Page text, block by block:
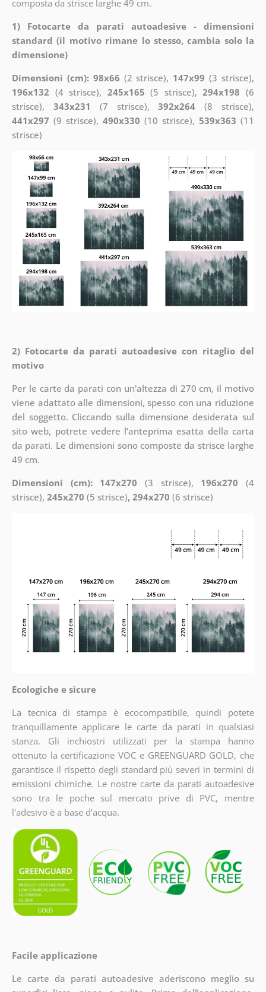
composta da strisce larghe 49 cm.
1) Fotocarte da parati autoadesive - dimensioni
standard (il motivo rimane lo stesso, cambia solo la
dimensione)
Dimensioni (cm): 98x66 (2 strisce), 147x99 (3 strisce),
196x132 (4 strisce), 245x165 (5 strisce),294x198 (6
strisce), 343x231 (7 strisce),392x264 (8 strisce),
441x297 (9 strisce), 490x330 (10 strisce),539x363 (11
strisce)
2) Fotocarte da parati autoadesive con ritaglio del
motivo
Per le carte da parati con un'altezza di 270 cm, il motivo
viene adattato alle dimensioni, spesso con una riduzione
del soggetto. Cliccando sulla dimensione desiderata sul
sito web, potrete vedere l’anteprima esatta della carta
da parati. Le dimensioni sono composte da strisce larghe
49 cm.
Dimensioni (cm): 147x270 (3 strisce), 196x270 (4
strisce), 245x270 (5 strisce), 294x270 (6 strisce)
Ecologiche e sicure
La tecnica di stampa è ecocompatibile, quindi potete
tranquillamente applicare le carte da parati in qualsiasi
stanza. Gli inchiostri utilizzati per la stampa hanno
ottenuto la certificazione VOC e GREENGUARD GOLD, che
garantisce il rispetto degli standard più severi in termini di
emissioni chimiche. Le nostre carte da parati autoadesive
sono tra le poche sul mercato prive di PVC, mentre
l'adesivo è a base d'acqua.
Facile applicazione
Le carte da parati autoadesive aderiscono meglio su